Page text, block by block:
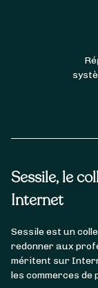
Sessile, le
Internet
Sessile est un
redonner aux
méritent sur
les commerces de